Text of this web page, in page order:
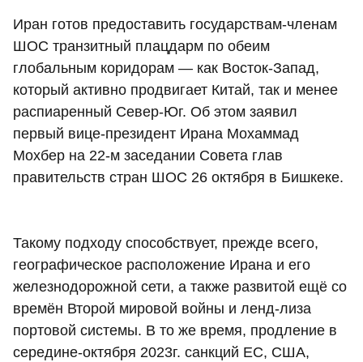
Иран готов предоставить государствам-членам
ШОС транзитный плацдарм по обеим
глобальным коридорам — как Восток-Запад,
который активно продвигает Китай, так и менее
распиаренный Север-Юг. Об этом заявил
первый вице-президент Ирана Мохаммад
Мохбер на 22-м заседании Совета глав
правительств стран ШОС 26 октября в Бишкеке.
Такому подходу способствует, прежде всего,
географическое расположение Ирана и его
железнодорожной сети, а также развитой ещё со
времён Второй мировой войны и ленд-лиза
портовой системы. В то же время, продление в
середине-октября 2023г. санкций ЕС, США,